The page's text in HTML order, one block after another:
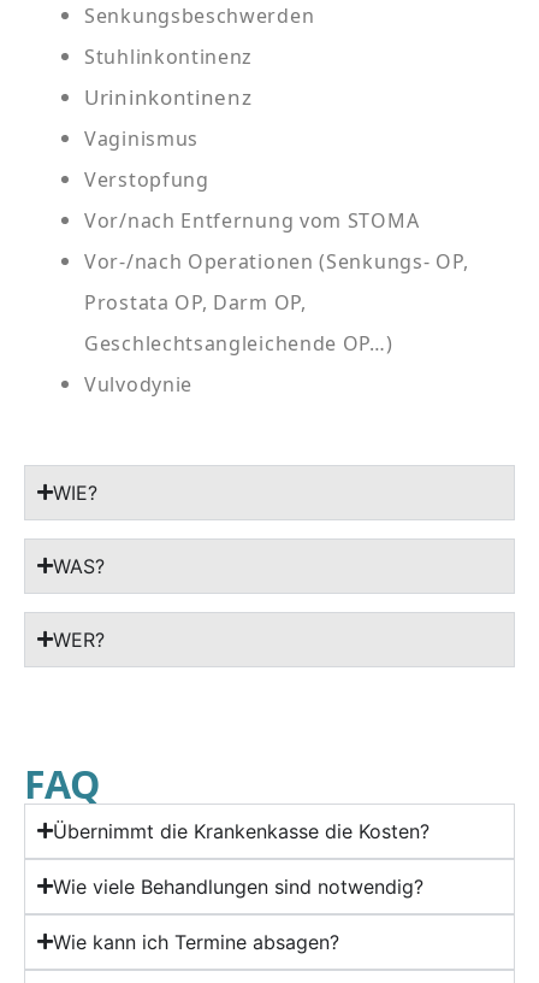
Senkungsbeschwerden
Stuhlinkontinenz
Urininkontinenz
Vaginismus
Verstopfung
Vor/nach Entfernung vom STOMA
Vor-/nach Operationen (Senkungs- OP,
Prostata OP, Darm OP,
Geschlechtsangleichende OP…)
Vulvodynie
WIE?
WAS?
WER?
FAQ
Übernimmt die Krankenkasse die Kosten?
Wie viele Behandlungen sind notwendig?
Wie kann ich Termine absagen?